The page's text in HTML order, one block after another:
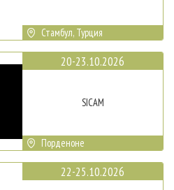
Стамбул, Турция
20-23.10.2026
SICAM
Порденоне
22-25.10.2026